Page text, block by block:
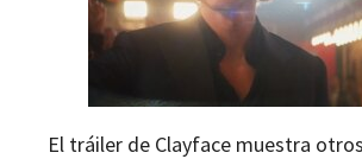
El tráiler de Clayface muestra